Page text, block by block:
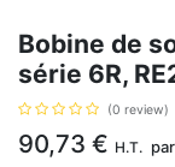
Bobine de
série 6R,
(0 review)
90,73 € H.T. par